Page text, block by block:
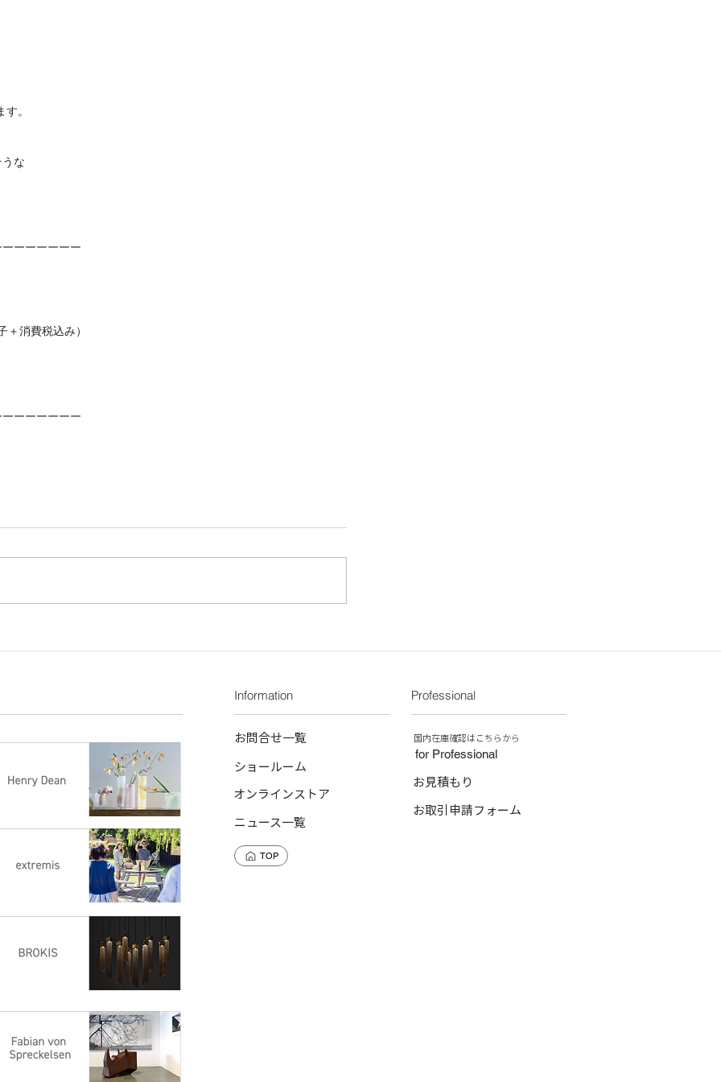
。
な
消費税込み）
Information
お問合せ一覧
ショールーム
オンラインストア
ニュース一覧
Professional
for Professional
​国内在庫確認はこちらから
お見積もり
お取引申請フォーム
TOP